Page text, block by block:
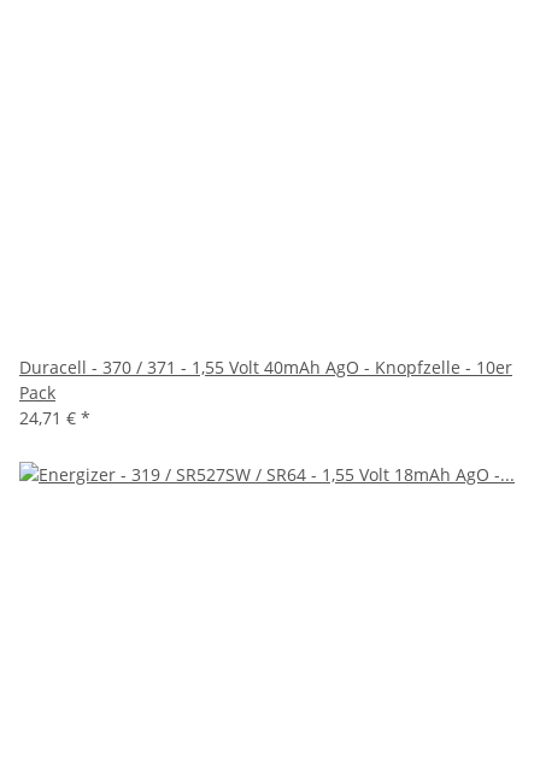
Duracell - 370 / 371 - 1,55 Volt 40mAh AgO - Knopfzelle - 10er
Pack
24,71 € *